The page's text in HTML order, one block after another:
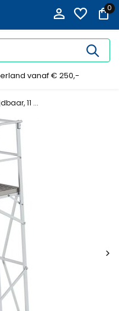
0
vanaf € 250,-
11 ...